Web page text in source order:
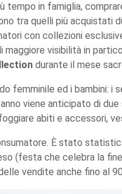
tempo in famiglia,
tra quelli più acquistati
con collezioni
visibilità in
durante il mese
femminile ed i bambini: i
viene anticipato di
abiti e accessori,
È stato
(festa che celebra la
vendite anche fino al